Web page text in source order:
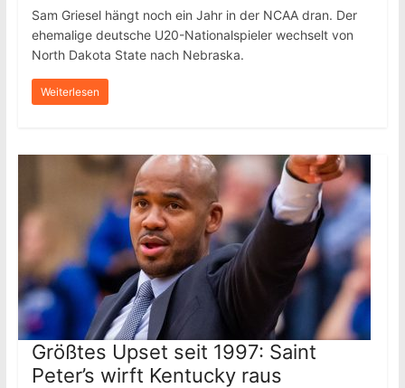
Sam Griesel hängt noch ein Jahr in der NCAA dran. Der
ehemalige deutsche U20-Nationalspieler wechselt von
North Dakota State nach Nebraska.
Weiterlesen
Größtes Upset seit 1997: Saint
Peter’s wirft Kentucky raus